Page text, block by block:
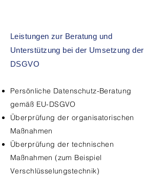
Leistungen zur Beratung und
Unterstützung bei der Umsetzung der
DSGVO
Persönliche Datenschutz-Beratung
gemäß EU-DSGVO
Überprüfung der organisatorischen
Maßnahmen
Überprüfung der technischen
Maßnahmen (zum Beispiel
Verschlüsselungstechnik)